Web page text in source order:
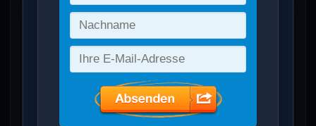
(5+5 Pfg)
Vergrößertes Bild bei Klick auf Bild
Ausgabeanlass
Deutsche Nothilfe: Landeswappen